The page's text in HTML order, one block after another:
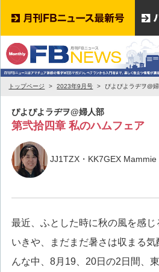
トップページ 2023年9月号 ぴよぴよラヂヲ@
ぴよぴよラヂヲ@婦人部
第弐拾四章 私のハムフェア
JJ1TZX・KK7GEX Mammie
最近、ふとした時に秋の風を感
いきや、まだまだ暑さは収まる
んな中、8月19、20日の2日間、